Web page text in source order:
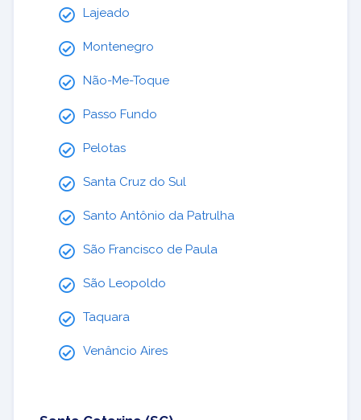
Lajeado
Montenegro
Não-Me-Toque
Passo Fundo
Pelotas
Santa Cruz do Sul
Santo Antônio da Patrulha
São Francisco de Paula
São Leopoldo
Taquara
Venâncio Aires